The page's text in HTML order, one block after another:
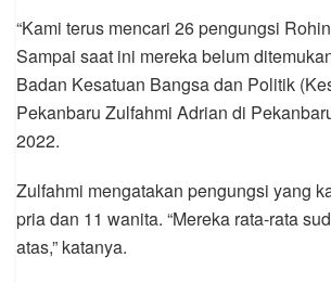
“Kami terus mencari 26 pengungsi
Sampai saat ini mereka belum
Badan Kesatuan Bangsa dan Politik
Pekanbaru Zulfahmi Adrian di
2022.
Zulfahmi mengatakan pengungsi yang
pria dan 11 wanita. “Mereka rata-rata
atas,” katanya.